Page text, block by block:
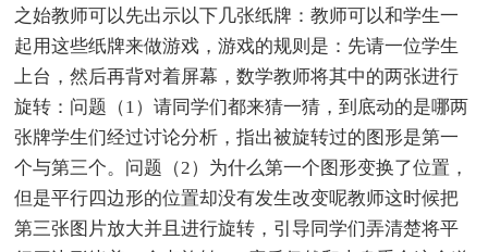
之始教师可以先出示以下几张纸牌：教师可以和学生一
起用这些纸牌来做游戏，游戏的规则是：先请一位学生
上台，然后再背对着屏幕，数学教师将其中的两张进行
旋转：问题（1）请同学们都来猜一猜，到底动的是哪两
张牌学生们经过讨论分析，指出被旋转过的图形是第一
个与第三个。问题（2）为什么第一个图形变换了位置，
但是平行四边形的位置却没有发生改变呢教师这时候把
第三张图片放大并且进行旋转，引导同学们弄清楚将平